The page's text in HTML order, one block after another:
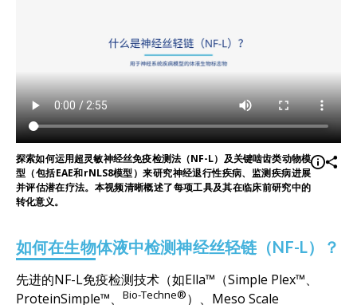
探索如何运用超灵敏神经丝免疫检测法（NF-L）及关键啮齿类动物模
型（包括EAE和rNLS8模型）来研究神经退行性疾病、监测疾病进展
并评估潜在疗法。本视频清晰概述了每项工具及其在临床前研究中的
转化意义。
如何在生物体液中检测神经丝轻链（NF-L）？
先进的NF-L免疫检测技术（如Ella™（Simple Plex™、
ProteinSimple™、
Bio-Techne®）、Meso Scale